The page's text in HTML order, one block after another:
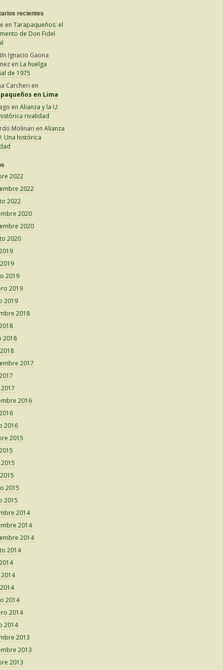
recientes
enTarapaqueños: el
de Don Fidel
Ignacio Gaona
en La huelga
de 1975
Carcheri en
en Lima
enAlianza y la U:
rivalidad
Molinari enAlianza
Una histórica
2022
2022
2022
2020
2020
2020
2019
2019
2019
2018
2018
2017
2016
2016
2015
2015
2015
2014
2014
2014
2014
2014
2014
2014
2013
2013
2013